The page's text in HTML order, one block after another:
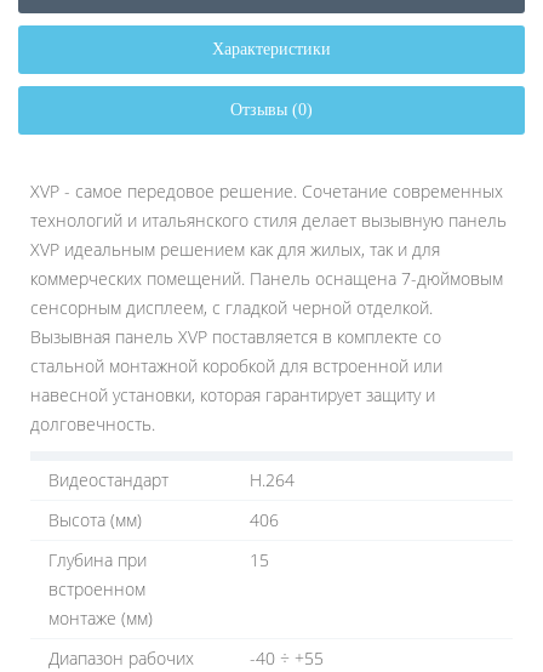
Характеристики
Отзывы (0)
XVP - самое передовое решение. Сочетание современных
технологий и итальянского стиля делает вызывную панель
XVP идеальным решением как для жилых, так и для
коммерческих помещений. Панель оснащена 7-дюймовым
сенсорным дисплеем, с гладкой черной отделкой.
Вызывная панель XVP поставляется в комплекте со
стальной монтажной коробкой для встроенной или
навесной установки, которая гарантирует защиту и
долговечность.
Видеостандарт
H.264
Высота (мм)
406
Глубина при
встроенном
монтаже (мм)
15
Диапазон рабочих -40 ÷ +55